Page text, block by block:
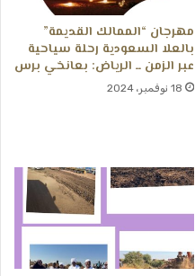
مهرجان “الممالك القديمة”
بالعلا السعودية رحلة سياحية
عبر الزمن ــ الرياض: بعانخي برس
18 نوفمبر، 2024